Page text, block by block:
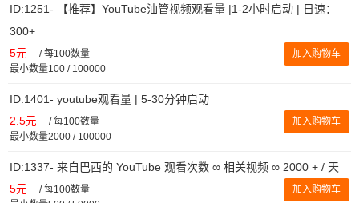
ID:1251- 【推荐】YouTube油管视频观看量 |1-2小时启动 | 日速：
300+
5元 /每100数量
最小数量100 / 100000
加入购物车
ID:1401- youtube观看量 | 5-30分钟启动
2.5元 /每100数量
最小数量2000 / 100000
加入购物车
ID:1337- 来自巴西的 YouTube 观看次数 ∞ 相关视频 ∞ 2000 + / 天
5元 /每100数量
加入购物车